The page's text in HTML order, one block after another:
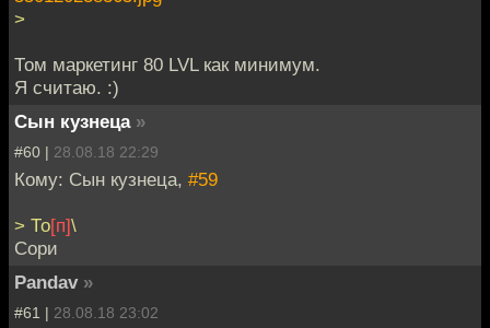
>
Том маркетинг 80 LVL как минимум.
Я считаю. :)
Сын кузнеца »
#60 | 28.08.18 22:29
Кому: Сын кузнеца, #59
> То[п]\
Сори
Pandav »
#61 | 28.08.18 23:02